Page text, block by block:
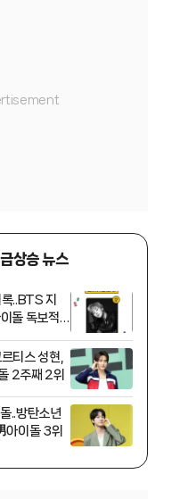
상승 뉴스
..BTS 지
돌 독보적 1
티스 성현,
2주째 2위
..방탄소년
아이돌 3위